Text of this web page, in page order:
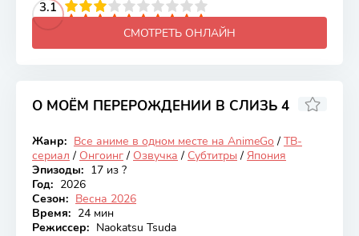
3.1
4 5 6 7 8 9 10
СМОТРЕТЬ ОНЛАЙН
О МОЁМ ПЕРЕРОЖДЕНИИ В СЛИЗЬ 4
Онгоинг
8.14
Жанр: Все аниме в одном месте на AnimeGo / ТВ-
сериал / Онгоинг / Озвучка / Субтитры / Япония
Эпизоды: 17 из ?
Год: 2026
Сезон: Весна 2026
Время: 24 мин
Режиссер: Naokatsu Tsuda